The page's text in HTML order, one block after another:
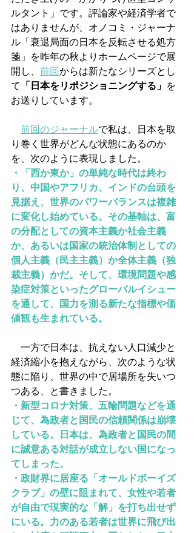
ルタント」です。評論家や経済学者で
はありませんが、オノコミ・ジャーナ
ル「衰退局面の日本を反転させる処方
箋」を昨年の秋よりホームページで展
開し、 前回からは新たなシリーズとし
て 「日本をリポジショニングする」 を
お送りしています。
前回のジャーナルで私は、日本を取
り巻く世界がどんな状態にあるのか
を、次のように表現しました。
・「西か東か」の単純な時代は終わ
り、中国やアフリカ、インドの台頭を
見据え、世界のパワーバランスは複雑
に変化し始めている。その基軸は、富
の分配としての資本主義か社会主義
か、あるいは国家の統治体制としての
個人主義（民主主義）か全体主義（独
裁主義）かだ。そして、環境問題や感
染症対策といったグローバルイシュー
を通して、国力を測る新たな指標や価
値観も生まれている。
一方で日本は、抗えない人口減少と
経済縮小を抱えながら、次のような状
態に陥り、世界の中で居場所を失いつ
つある、と書きました。
・新型コロナ対策、五輪問題などを通
じて、為政者と国民の信頼関係は崩壊
している。日本は、為政者と国民の間
に誠意ある対話が成立しない国になっ
てしまった。
・政財界に居座る「オールドボーイズ
クラブ」の壁に阻まれて、女性や若者
が自由で現実的な「解」を打ち出せず
にいる。力のある若者は世界に飛び出